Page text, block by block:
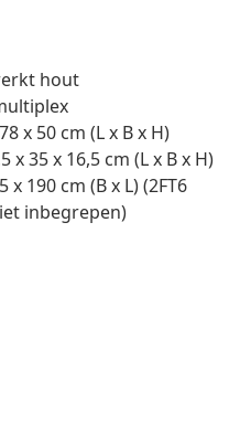
hout
x 50 cm (L x B x H)
35 x 16,5 cm (L x B x H)
190 cm (B x L) (2FT6
inbegrepen)